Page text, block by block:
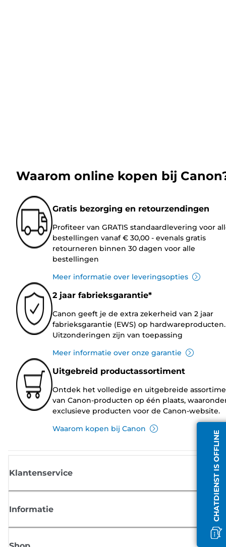
CHATDIENST IS OFFLINE
Waarom online kopen bij
Gratis bezorging en retourzendingen
Profiteer van GRATIS standaardlevering voor
bestellingen vanaf € 30,00 - evenals gratis
retourneren binnen 30 dagen voor alle
bestellingen
Meer informatie over leveringsopties
2 jaar fabrieksgarantie*
Canon geeft je de extra zekerheid van 2 jaar
fabrieksgarantie (EWS) op hardwareproducten.
Uitzonderingen zijn van toepassing
Meer informatie over onze garantie
Uitgebreid productassortiment
Ontdek het volledige en uitgebreide
van Canon-producten op één plaats,
exclusieve producten voor de Canon-website.
Waarom kopen bij Canon
Klantenservice
Informatie